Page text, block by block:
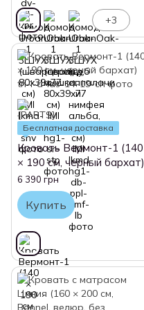
+3
Бесплатная доставка
Кровать Вермонт-1 (140
× 190 см, черный бархат)
6 390 грн
Купить